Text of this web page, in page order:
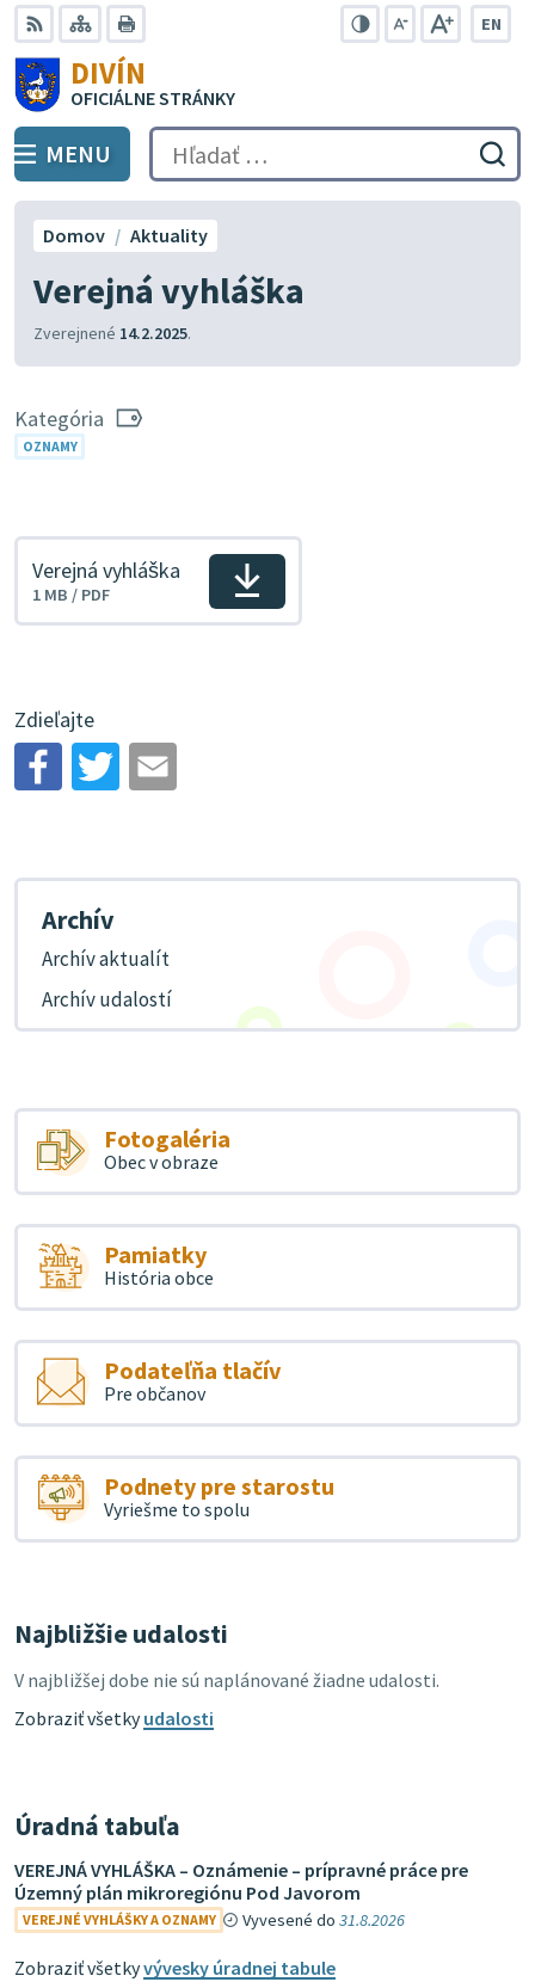
Preskočiť
na
obsah
RSS Mapa
EN
DIVÍN
OFICIÁLNE STRÁNKY
PREPNÚŤ
MENU Hľadať:
Verejná vyhláška
Domov Aktuality
Zverejnené 14.2.2025.
Kategória
OZNAMY
Verejná vyhláška
Veľkosť
a
typ
1 MB / PDF Stiahnuť
Zdieľajte
Archív
Archív aktualít
Archív udalostí
Fotogaléria
Obec v obraze
Pamiatky
História obce
Podateľňa tlačív
Pre občanov
Podnety pre starostu
Vyriešme to spolu
Najbližšie udalosti
V najbližšej dobe nie sú naplánované žiadne udalosti.
Zobraziť všetkyudalosti
Úradná tabuľa
VEREJNÁ VYHLÁŠKA – Oznámenie – prípravné práce pre
Územný plán mikroregiónu Pod Javorom
VEREJNÉ VYHLÁŠKY A OZNAMY Vyvesené do31.8.2026
Zobraziť všetkyvývesky úradnej tabule